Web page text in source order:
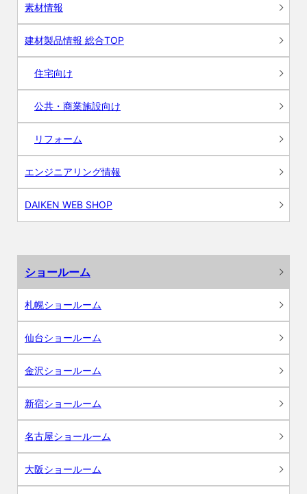
素材情報
建材製品情報 総合TOP
住宅向け
公共・商業施設向け
リフォーム
エンジニアリング情報
DAIKEN WEB SHOP
ショールーム
札幌ショールーム
仙台ショールーム
金沢ショールーム
新宿ショールーム
名古屋ショールーム
大阪ショールーム